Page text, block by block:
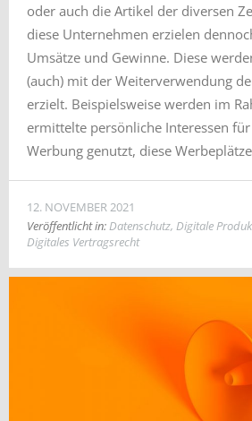
oder auch die Artikel der diversen
diese Unternehmen erzielen
Umsätze und Gewinne. Diese
(auch) mit der Weiterverwendung
erzielt. Beispielsweise werden im
ermittelte persönliche Interessen für
Werbung genutzt, diese
12. NOVEMBER 2021
Veröffentlicht in:Datenschutz, Digitale
Digitales Vertragsrecht